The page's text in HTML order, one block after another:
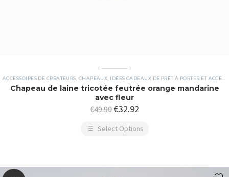
ACCESSOIRES DE CRÉATEURS CHAPEAUX IDÉES CADEAUX DE PRÊT À PORTER ET ACCESSOIRES POUR ELLE, POUR LUI.
Chapeau de laine tricotée feutrée orange mandarine
avec fleur
€49.90 €32.92
Select Options